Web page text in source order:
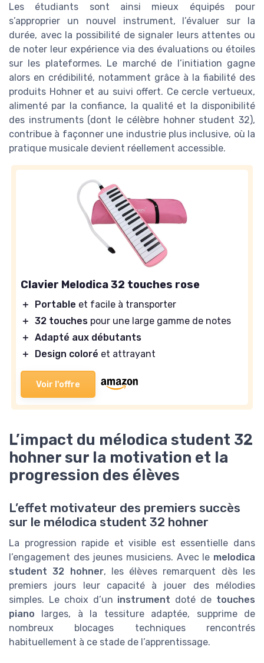
Les étudiants sont ainsi mieux équipés pour
s’approprier un nouvel instrument, l’évaluer sur la
durée, avec la possibilité de signaler leurs attentes ou
de noter leur expérience via des évaluations ou étoiles
sur les plateformes. Le marché de l’initiation gagne
alors en crédibilité, notamment grâce à la fiabilité des
produits Hohner et au suivi offert. Ce cercle vertueux,
alimenté par la confiance, la qualité et la disponibilité
des instruments (dont le célèbre hohner student 32),
contribue à façonner une industrie plus inclusive, où la
pratique musicale devient réellement accessible.
Clavier Melodica 32 touches rose
＋ Portable et facile à transporter
＋ 32 touches pour une large gamme de notes
＋ Adapté aux débutants
＋
Design coloré et attrayant
Voir l'offre
L’impact du mélodica student 32
hohner sur la motivation et la
progression des élèves
L’effet motivateur des premiers succès
sur le mélodica student 32 hohner
La progression rapide et visible est essentielle dans
l’engagement des jeunes musiciens. Avec le melodica
student 32 hohner, les élèves remarquent dès les
premiers jours leur capacité à jouer des mélodies
simples. Le choix d’un instrument doté de touches
piano larges, à la tessiture adaptée, supprime de
nombreux blocages techniques rencontrés
habituellement à ce stade de l’apprentissage.